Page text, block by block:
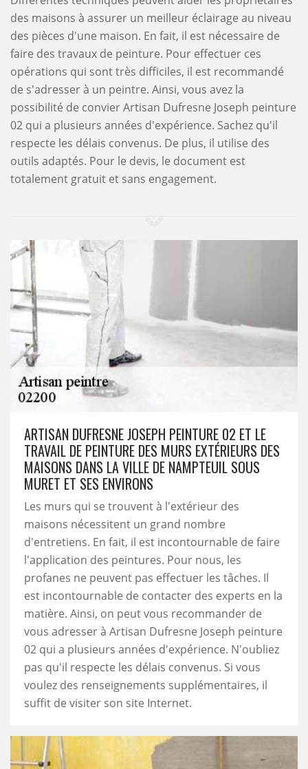
des maisons à assurer un meilleur éclairage au niveau
des pièces d'une maison. En fait, il est nécessaire de
faire des travaux de peinture. Pour effectuer ces
opérations qui sont très difficiles, il est recommandé
de s'adresser à un peintre. Ainsi, vous avez la
possibilité de convier Artisan Dufresne Joseph peinture
02 qui a plusieurs années d'expérience. Sachez qu'il
respecte les délais convenus. De plus, il utilise des
outils adaptés. Pour le devis, le document est
totalement gratuit et sans engagement.
ARTISAN DUFRESNE JOSEPH PEINTURE 02 ET LE
TRAVAIL DE PEINTURE DES MURS EXTÉRIEURS DES
MAISONS DANS LA VILLE DE NAMPTEUIL SOUS
MURET ET SES ENVIRONS
Les murs qui se trouvent à l'extérieur des
maisons nécessitent un grand nombre
d'entretiens. En fait, il est incontournable de faire
l'application des peintures. Pour nous, les
profanes ne peuvent pas effectuer les tâches. Il
est incontournable de contacter des experts en la
matière. Ainsi, on peut vous recommander de
vous adresser à Artisan Dufresne Joseph peinture
02 qui a plusieurs années d'expérience. N'oubliez
pas qu'il respecte les délais convenus. Si vous
voulez des renseignements supplémentaires, il
suffit de visiter son site Internet.